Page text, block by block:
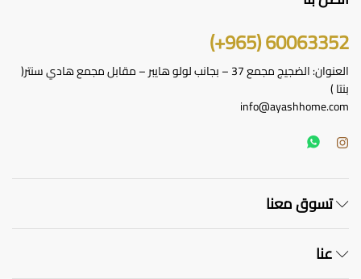
60063352 (965+)
العنوان: الضجيج مجمع 37 – بجانب لولو هايبر – مقابل مجمع هادي سنتر(
بنتا )
info@ayashhome.com
تسوق معنا
عنا